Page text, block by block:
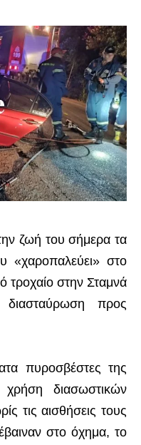
ζωή του σήμερα τα
«χαροπαλεύει» στο
τροχαίο στην Σταμνά
προς
πυροσβέστες της
διασωστικών
τις αισθήσεις τους
στο όχημα, το